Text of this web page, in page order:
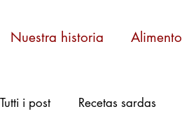
Nuestra historia Alimento
Casizolu, un
queso de leche de
Tutti i post Recetas sardas